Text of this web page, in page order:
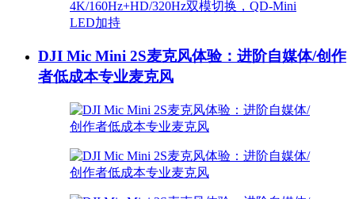
DJI Mic Mini 2S麦克风体验：进阶自媒体/创作
者低成本专业麦克风